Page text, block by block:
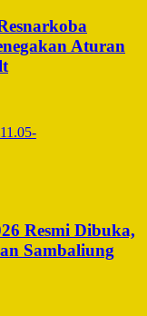
Aturan
Resmi Dibuka,
Sambaliung